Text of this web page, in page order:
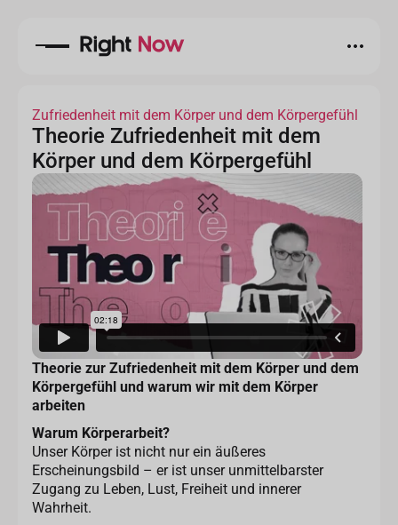
Zufriedenheit mit dem Körper und dem Körpergefühl
Theorie Zufriedenheit mit dem
Körper und dem Körpergefühl
Theorie zur Zufriedenheit mit dem Körper und dem
Körpergefühl und warum wir mit dem Körper
arbeiten
Warum Körperarbeit?
Unser Körper ist nicht nur ein äußeres
Erscheinungsbild – er ist unser unmittelbarster
Zugang zu Leben, Lust, Freiheit und innerer
Wahrheit.